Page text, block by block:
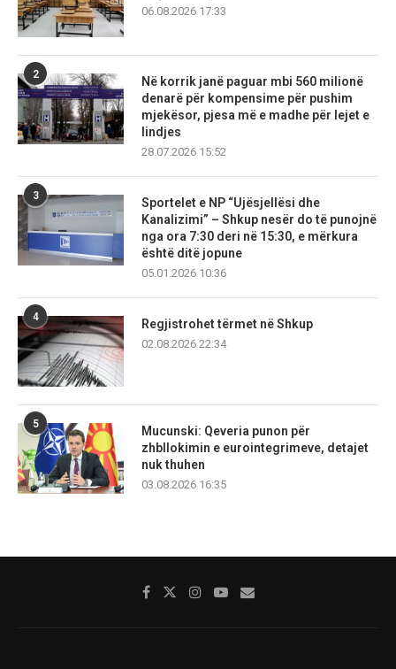
06.08.2026 17:33
2
Në korrik janë paguar mbi 560 milionë
denarë për kompensime për pushim
mjekësor, pjesa më e madhe për lejet e
lindjes
28.07.2026 15:52
3
Sportelet e NP “Ujësjellësi dhe
Kanalizimi” – Shkup nesër do të punojnë
nga ora 7:30 deri në 15:30, e mërkura
është ditë jopune
05.01.2026 10:36
4
Regjistrohet tërmet në Shkup
02.08.2026 22:34
5
Mucunski: Qeveria punon për
zhbllokimin e eurointegrimeve, detajet
nuk thuhen
03.08.2026 16:35